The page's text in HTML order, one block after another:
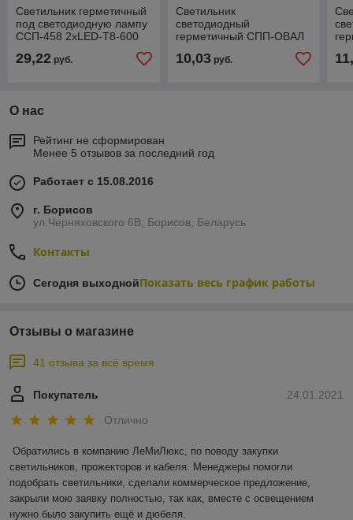
Светильник герметичный
под светодиодную лампу
ССП-458 2xLED-Т8-600
G13 230В IP65 600 мм IN
HOME
29,22 руб.
Светильник
светодиодный
герметичный СПП-ОВАЛ
IP65 IN HOME
10,03руб.
О нас
Рейтинг не сформирован
Менее 5 отзывов за последний год
Работает с 15.08.2016
г. Борисов
ул.Черняховского 6В, Борисов, Беларусь
Контакты
Сегодня выходнойПоказать весь график работы
Отзывы о магазине
41 отзыва за всё время
24.01.2021
Покупатель
Отлично
Обратились в компанию ЛеМиЛюкс, по поводу закупки
светильников, прожекторов и кабеля. Менеджеры помогли
подобрать светильники, сделали коммерческое предложение,
закрыли мою заявку полностью, так как, вместе с освещением
нужно было закупить ещё и дюбеля.